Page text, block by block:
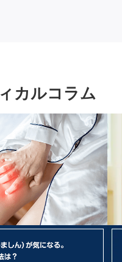
カルコラム